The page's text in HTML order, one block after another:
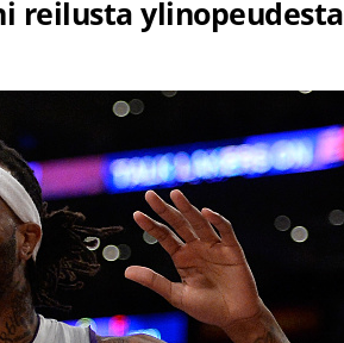
reilusta ylinopeudesta